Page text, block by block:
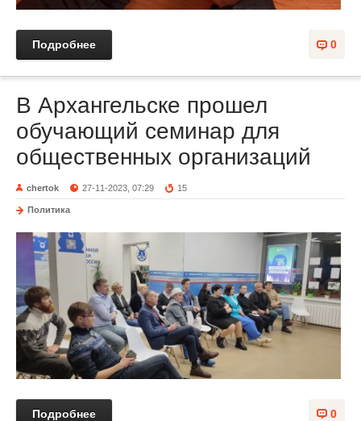
0
Подробнее
В Архангельске прошел
обучающий семинар для
общественных организаций
chertok 27-11-2023, 07:29 15
Политика
0
Подробнее